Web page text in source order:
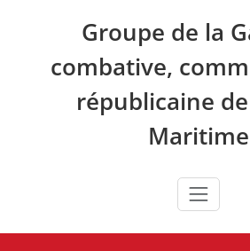
Groupe de la
combative,
républicaine
Maritime